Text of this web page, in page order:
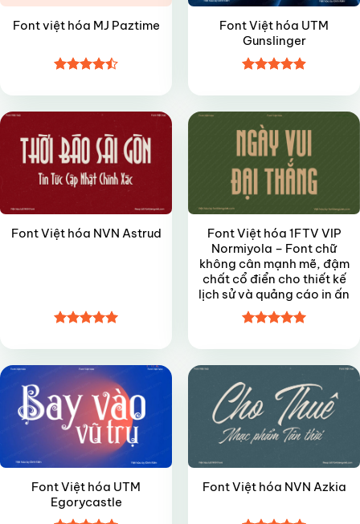
Font việt hóa MJ Paztime
hạng4.5
Font Việt hóa UTM
Gunslinger
hạng4.95
Font Việt hóa NVN Astrud
hạng55
sao
Font Việt hóa 1FTV VIP
Normiyola – Font chữ
không cân mạnh mẽ, đậm
chất cổ điển cho thiết kế
lịch sử và quảng cáo in ấn
hạng4.95
5 sao
Font Việt hóa UTM
Egorycastle
Font Việt hóa NVN Azkia